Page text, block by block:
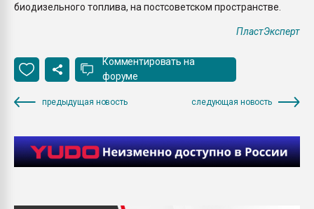
биодизельного топлива, на постсоветском пространстве.
ПластЭксперт
Комментировать на
форуме
предыдущая новость следующая новость